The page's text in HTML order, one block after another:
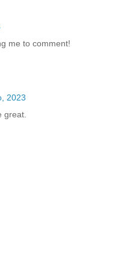
me to comment!
2023
great.